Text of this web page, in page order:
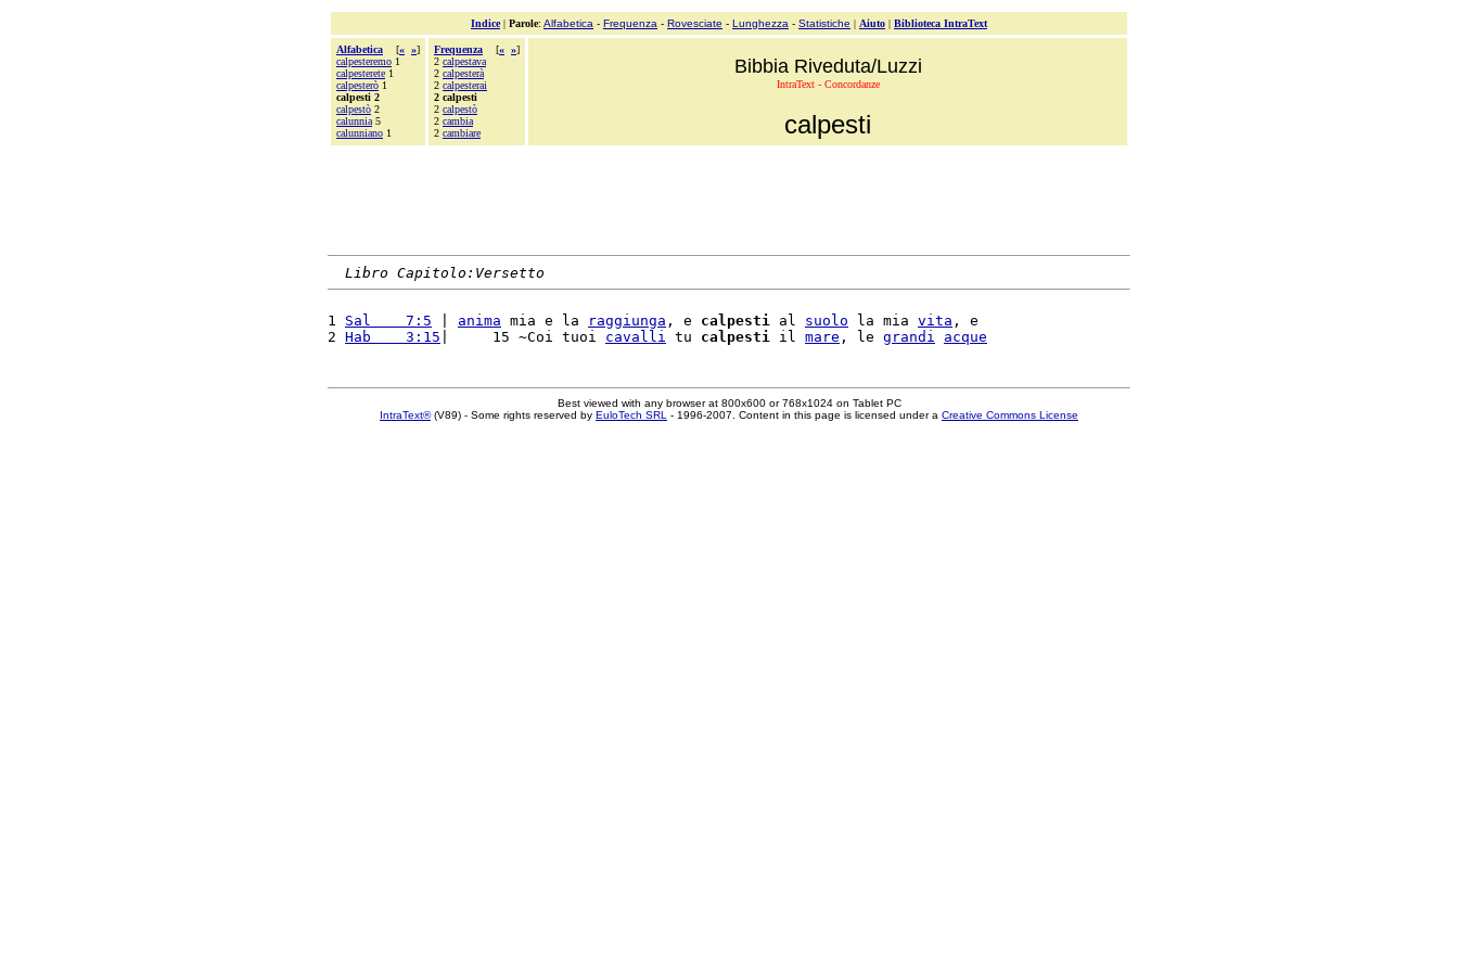
Indice| Parole: Alfabetica - Frequenza - Rovesciate - Lunghezza - Statistiche | Aiuto | Biblioteca IntraText
Alfabetica [« »]
calpesteremo 1
calpesterete 1
calpesterò 1
calpesti 2
calpestò 2
calunnia 5
calunniano 1
Frequenza [« »]
2 calpestava
2 calpesterà
2 calpesterai
2 calpesti
2 calpestò
2 cambia
2 cambiare
Bibbia Riveduta/Luzzi
IntraText - Concordanze
calpesti
Libro Capitolo:Versetto
1 Sal    7:5 anima mia e la raggiunga , e calpesti al suolo la mia vita , e
2 Hab    3:15 |     15 ~Coi tuoi cavalli tu calpesti il mare , le grandi acque
Best viewed with any browser at 800x600 or 768x1024 on Tablet PC
IntraText®(V89) - Some rights reserved by EuloTech SRL - 1996-2007. Content in this page is licensed under a Creative Commons License